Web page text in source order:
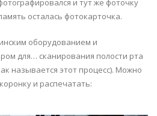
и тут же фоточку
осталась фотокарточка.
оборудованием и
для… сканирования полости рта
называется этот процесс). Можно
и распечатать: